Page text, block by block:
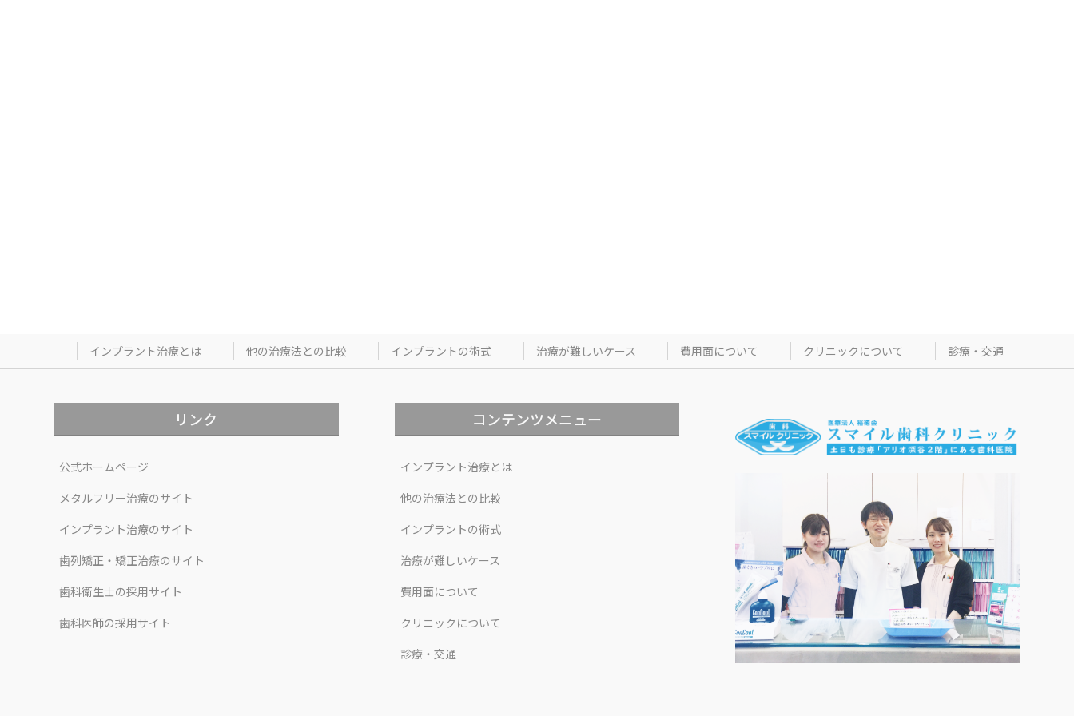
インプラント治療とは 他の治療法との比較 インプラントの術式 治療が難しいケース 費用面について クリニックについて 診療・交通
リンク
公式ホームページ
メタルフリー治療のサイト
インプラント治療のサイト
歯列矯正・矯正治療のサイト
歯科衛生士の採用サイト
歯科医師の採用サイト
コンテンツメニュー
インプラント治療とは
他の治療法との比較
インプラントの術式
治療が難しいケース
費用面について
クリニックについて
診療・交通